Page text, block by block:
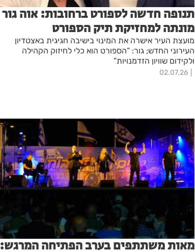
תנופה חדשה לספורט ברחובות: אוה גור
מונתה למחזיקת תיק הספורט
מועצת העיר אישרה את המינוי בישיבה חגיגית באצטדיון
העירוני החדש; גור: “הספורט הוא כלי לחיזוק הקהילה
ולקידום שוויון הזדמנויות”
02.07.26
מאות משתתפים בערב הפתיחה המרגש: